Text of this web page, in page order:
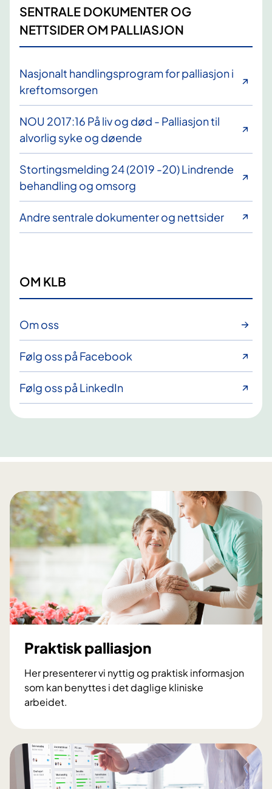
SENTRALE DOKUMENTER OG
NETTSIDER OM PALLIASJON
Nasjonalt handlingsprogram for palliasjon i
kreftomsorgen
NOU 2017:16 På liv og død - Palliasjon til
alvorlig syke og døende
Stortingsmelding 24 (2019 -20) Lindrende
behandling og omsorg
Andre sentrale dokumenter og nettsider
OM KLB
Om oss
Følg oss på Facebook
Følg oss på LinkedIn
Praktisk palliasjon
Her presenterer vi nyttig og praktisk informasjon
som kan benyttes i det daglige kliniske
arbeidet.
r
a
k
t